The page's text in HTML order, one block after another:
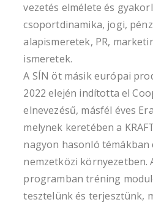
vezetés elmélete és
csoportdinamika, jogi,
alapismeretek, PR,
ismeretek.
A SÍN öt másik európai
2022 elején indította el
elnevezésű, másfél éves
melynek keretében a
nagyon hasonló
nemzetközi környezetben.
programban tréning
tesztelünk és terjesztünk,